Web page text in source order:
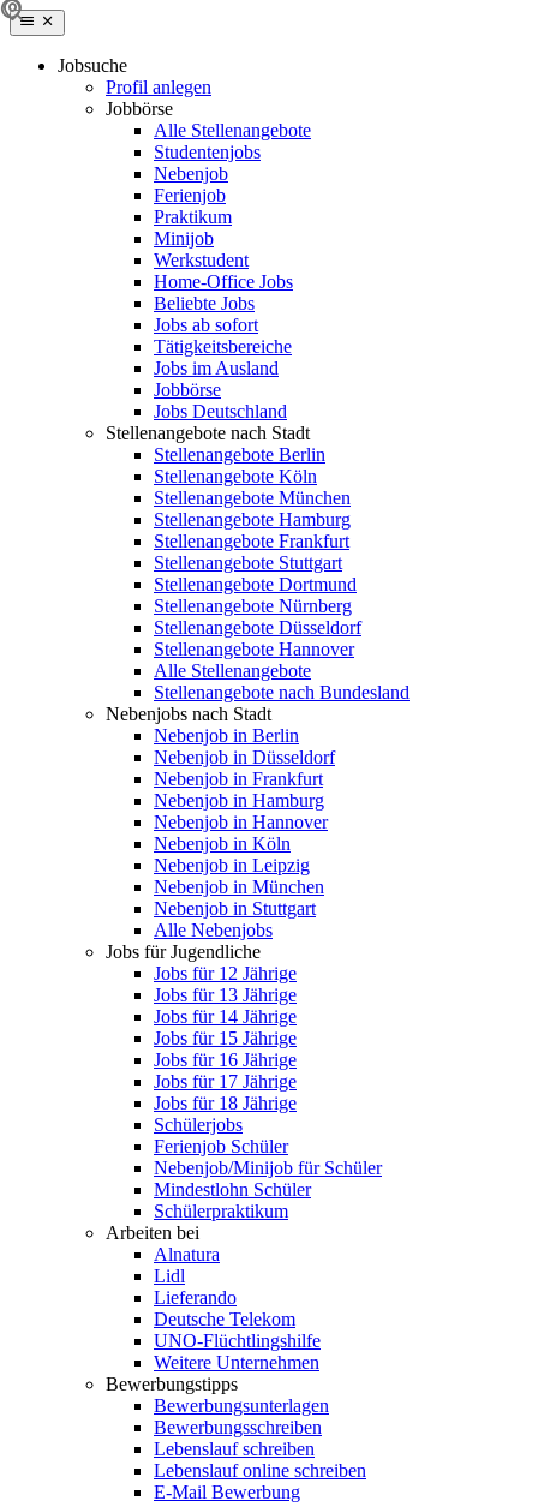
Jobsuche
Profil anlegen
Jobbörse
Alle Stellenangebote
Studentenjobs
Nebenjob
Ferienjob
Praktikum
Minijob
Werkstudent
Home-Office Jobs
Beliebte Jobs
Jobs ab sofort
Tätigkeitsbereiche
Jobs im Ausland
Jobbörse
Jobs Deutschland
Stellenangebote nach Stadt
Stellenangebote Berlin
Stellenangebote Köln
Stellenangebote München
Stellenangebote Hamburg
Stellenangebote Frankfurt
Stellenangebote Stuttgart
Stellenangebote Dortmund
Stellenangebote Nürnberg
Stellenangebote Düsseldorf
Stellenangebote Hannover
Alle Stellenangebote
Stellenangebote nach Bundesland
Nebenjobs nach Stadt
Nebenjob in Berlin
Nebenjob in Düsseldorf
Nebenjob in Frankfurt
Nebenjob in Hamburg
Nebenjob in Hannover
Nebenjob in Köln
Nebenjob in Leipzig
Nebenjob in München
Nebenjob in Stuttgart
Alle Nebenjobs
Jobs für Jugendliche
Jobs für 12 Jährige
Jobs für 13 Jährige
Jobs für 14 Jährige
Jobs für 15 Jährige
Jobs für 16 Jährige
Jobs für 17 Jährige
Jobs für 18 Jährige
Schülerjobs
Ferienjob Schüler
Nebenjob/Minijob für Schüler
Mindestlohn Schüler
Schülerpraktikum
Arbeiten bei
Alnatura
Lidl
Lieferando
Deutsche Telekom
UNO-Flüchtlingshilfe
Weitere Unternehmen
Bewerbungstipps
Bewerbungsunterlagen
Bewerbungsschreiben
Lebenslauf schreiben
Lebenslauf online schreiben
E-Mail Bewerbung